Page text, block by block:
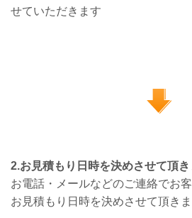
せていただきます
2.お見積もり日時を決めさせて頂き
お電話・メールなどのご連絡でお
お見積もり日時を決めさせて頂きま